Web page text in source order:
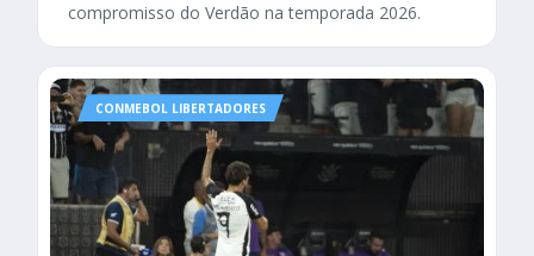
compromisso do Verdão na temporada 2026.
CONMEBOL LIBERTADORES